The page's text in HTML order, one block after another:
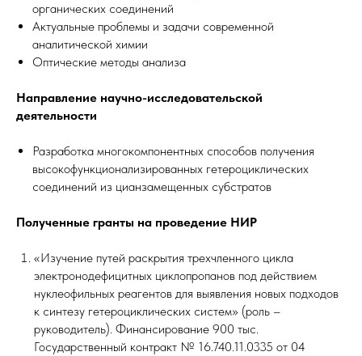
органических соединений
Актуальные проблемы и задачи современной
аналитической химии
Оптические методы анализа
Направление научно-исследовательской
деятельности
Разработка многокомпонентных способов получения
высокофункционализированных гетероциклических
соединений из цианзамещенных субстратов
Полученные гранты на проведение НИР
«Изучение путей раскрытия трехчленного цикла
электронодефицитных циклопропанов под действием
нуклеофильных реагентов для выявления новых подходов
к синтезу гетероциклических систем» (роль –
руководитель). Финансирование 900 тыс.
Государственный контракт № 16.740.11.0335 от 04